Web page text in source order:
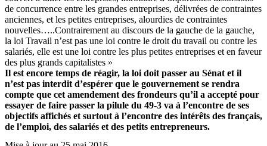
de concurrence entre les grandes entreprises, délivrées de contraintes
anciennes, et les petites entreprises, alourdies de contraintes
nouvelles…..Contrairement au discours de la gauche de la gauche,
la loi Travail n’est pas une loi contre le droit du travail ou contre les
salariés, elle est une loi contre les plus petites entreprises et en faveur
des plus grands capitalistes »
Il est encore temps de réagir, la loi doit passer au Sénat et il
n’est pas interdit d’espérer que le gouvernement se rendra
compte que cet amendement des frondeurs qu’il a accepté pour
essayer de faire passer la pilule du 49-3 va à l’encontre de ses
objectifs affichés et surtout à l’encontre des intérêts des français,
de l’emploi, des salariés et des petits entrepreneurs.